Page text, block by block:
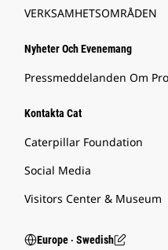
VERKSAMHETSOMRÅDEN
Nyheter Och Evenemang
Pressmeddelanden Om
Kontakta Cat
Caterpillar Foundation
Social Media
Visitors Center & Museum
Europe ‧ Swedish